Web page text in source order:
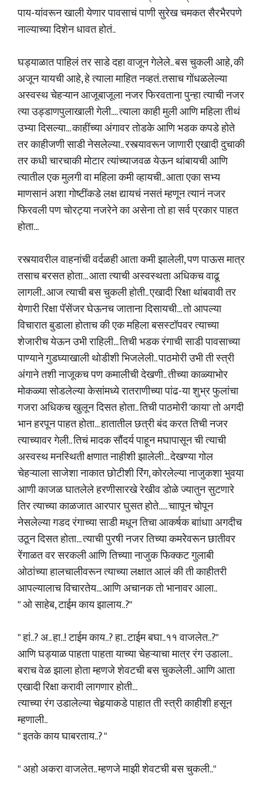
पाय-यांवरून खाली येणार पावसाचं पाणी सुरेख चमकत सैरभैरपणे
नाल्याच्या दिशेन धावत होतं..
घड्याळात पाहिलं तर साडे दहा वाजून गेलेले.. बस चुकली आहे, की
अजून यायची आहे, हे त्याला माहित नव्हतं. तसाच गोंधळलेल्या
अस्वस्थ चेहऱ्यान आजूबाजूला नजर फिरवताना पुन्हा त्याची नजर
त्या उड्डाणपुलाखाली गेली.... त्याला काही मुली आणि महिला तीथं
उभ्या दिसल्या... काहींच्या अंगावर तोडके आणि भडक कपडे होते
तर काहीजणी साडी नेसलेल्या.. रस्त्यावरून जाणारी एखादी दुचाकी
तर कधी चारचाकी मोटार त्यांच्याजवळ येऊन थांबायची आणि
त्यातील एक मुलगी वा महिला कमी व्हायची.. आता एका सभ्य
माणसानं अशा गोष्टींकडे लक्ष द्यायचं नसतं म्हणून त्यानं नजर
फिरवली पण चोरट्या नजरेने का असेना तो हा सर्व प्रकार पाहत
होता...
रस्त्यावरील वाहनांची वर्दळही आता कमी झालेली, पण पाऊस मात्र
तसाच बरसत होता... आता त्याची अस्वस्थता अधिकच वाढू
लागली.. आज त्याची बस चुकली होती.. एखादी रिक्षा थांबवावी तर
येणारी रिक्षा पॅसेंजर घेऊनच जाताना दिसायची... तो आपल्या
विचारात बुडाला होताच की एक महिला बसस्टॉपवर त्याच्या
शेजारीच येऊन उभी राहिली... तिची भडक रंगाची साडी पावसाच्या
पाण्याने गुडघ्याखाली थोडीशी भिजलेली.. पाठमोरी उभी ती स्त्री
अंगाने तशी नाजूकच पण कमालीची देखणी.. तीच्या काळ्याभोर
मोकळ्या सोडलेल्या केसांमध्ये रातराणीच्या पांढ-या शुभ्र फुलांचा
गजरा अधिकच खुलून दिसत होता.. तिची पाठमोरी 'काया' तो अगदी
भान हरपून पाहत होता... हातातील छत्री बंद करत तिची नजर
त्याच्यावर गेली.. तिचं मादक सौंदर्य पाहून मघापासून ची त्याची
अस्वस्थ मनस्थिती क्षणात नाहीशी झालेली... देखण्या गोल
चेहऱ्याला साजेशा नाकात छोटीशी रिंग, कोरलेल्या नाजुकशा भुवया
आणी काजळ घातलेले हरणीसारखे रेखीव डोळे ज्यातुन सुटणारे
तिर त्याच्या काळजात आरपार घुसत होते..... चाापून चोपून
नेसलेल्या गडद रंगाच्या साडी मधून तिचा आकर्षक बाांधाा अगदीच
उठून दिसत होता... त्याची पुरषी नजर तिच्या कमरेेवरून छातीवर
रेंगाळत वर सरकली आणि तिच्याा नाजुक फिक्कट गुलाबी
ओठांच्या हालचालीवरून त्याच्या लक्षात आलं की ती काहीतरी
आपल्यालाच विचारतेय... आणि अचानक तो भानावर आला..
" ओ साहेब, टाईम काय झालाय..?"
" हां..‌‌? अ.. हा..! टाईम काय..? हा.. टाईम बघा..११ वाजलेत..?"
आणि घड्याळ पाहता पाहता याच्या चेहऱ्याचा मात्र रंग उडाला..
बराच वेळ झाला होता म्हणजे शेवटची बस चुकलेली.. आणि आता
एखादी रिक्षा करावी लागणार होती...
त्याच्या रंग उडालेल्या चेहर्‍याकडे पाहात ती स्त्री काहीशी हसून
म्हणाली..
" इतके काय घाबरताय..? "
" अहो अकरा वाजलेत.. म्हणजे माझी शेवटची बस चुकली.."